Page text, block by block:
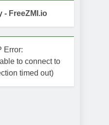
- FreeZMI.io
Error:
to connect to
timed out)